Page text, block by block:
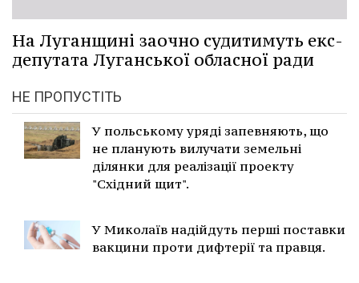
На Луганщині заочно судитимуть екс-
депутата Луганської обласної ради
НЕ ПРОПУСТІТЬ
У польському уряді запевняють, що
не планують вилучати земельні
ділянки для реалізації проекту
"Східний щит".
У Миколаїв надійдуть перші поставки
вакцини проти дифтерії та правця.